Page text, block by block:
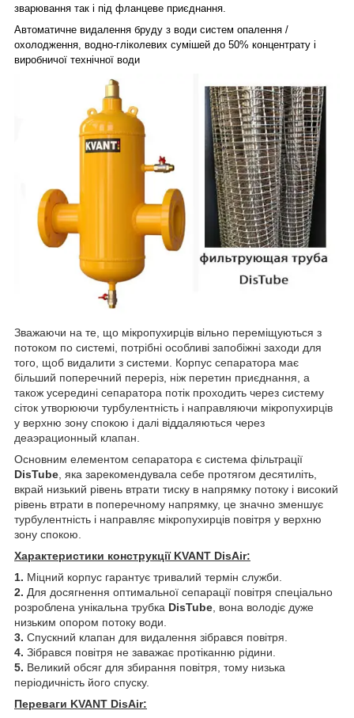
зварювання так і під фланцеве приєднання.
Автоматичне видалення бруду з води систем опалення /
охолодження, водно-гліколевих сумішей до 50% концентрату і
виробничої технічної води
Зважаючи на те, що мікропухирців вільно переміщуються з
потоком по системі, потрібні особливі запобіжні заходи для
того, щоб видалити з системи. Корпус сепаратора має
більший поперечний переріз, ніж перетин приєднання, а
також усередині сепаратора потік проходить через систему
сіток утворюючи турбулентність і направляючи мікропухирців
у верхню зону спокою і далі віддаляються через
деаэрационный клапан.
Основним елементом сепаратора є система фільтрації
DisTube, яка зарекомендувала себе протягом десятиліть,
вкрай низький рівень втрати тиску в напрямку потоку і високий
рівень втрати в поперечному напрямку, це значно зменшує
турбулентність і направляє мікропухирців повітря у верхню
зону спокою.
Характеристики конструкції KVANT DisAir:
1. Міцний корпус гарантує тривалий термін служби.
2. Для досягнення оптимальної сепарації повітря спеціально
розроблена унікальна трубка DisTube, вона володіє дуже
низьким опором потоку води.
3. Спускний клапан для видалення зібрався повітря.
4. Зібрався повітря не заважає протіканню рідини.
5. Великий обсяг для збирання повітря, тому низька
періодичність його спуску.
Переваги KVANT DisAir: